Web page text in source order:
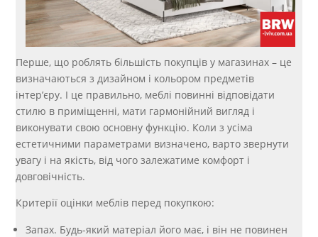
Перше, що роблять більшість покупців у магазинах – це
визначаються з дизайном і кольором предметів
інтер’єру. І це правильно, меблі повинні відповідати
стилю в приміщенні, мати гармонійний вигляд і
виконувати свою основну функцію. Коли з усіма
естетичними параметрами визначено, варто звернути
увагу і на якість, від чого залежатиме комфорт і
довговічність.
Критерії оцінки меблів перед покупкою:
Запах. Будь-який матеріал його має, і він не повинен